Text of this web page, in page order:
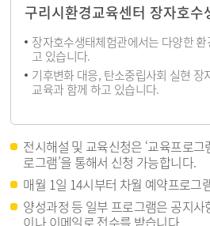
구리시환경교육센터 장자호수
장자호수생태체험관에서는 다양한
고 있습니다.
기후변화 대응, 탄소중립사회 실현 장
교육과 함께 하고 있습니다.
전시해설 및 교육신청은 ‘교육프로
로그램’을 통해서 신청 가능합니다.
매월 1일 14시부터 차월 예약프로그
양성과정 등 일부 프로그램은 공지
이나 이메일로 접수를 받습니다.